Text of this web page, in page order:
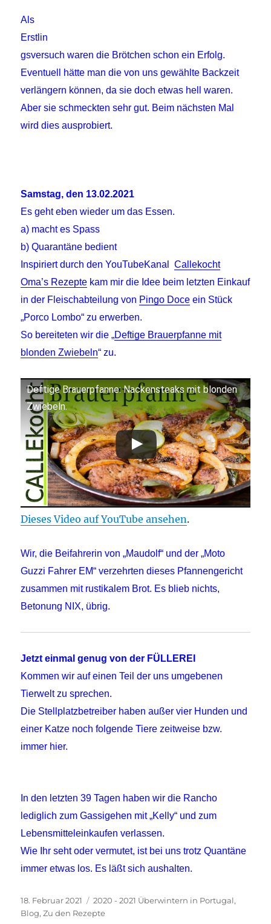
Als
Erstlin
gsversuch waren die Brötchen schon ein Erfolg.
Eventuell hätte man die von uns gewählte Backzeit
verlängern können, da sie doch etwas hell waren.
Aber sie schmeckten sehr gut. Beim nächsten Mal
wird dies ausprobiert.
Samstag, den 13.02.2021
Es geht eben wieder um das Essen.
a) macht es Spass
b) Quarantäne bedient
Inspiriert durch den YouTubeKanalCallekocht
Oma’s Rezepte kam mir die Idee beim letzten Einkauf
in der Fleischabteilung von Pingo Doce ein Stück
„Porco Lombo“ zu erwerben.
So bereiteten wir die „Deftige Brauerpfanne mit
blonden Zwiebeln“ zu.
Deftige Brauerpfanne: Nackensteaks mit blonden
Zwiebeln.
Dieses Video auf YouTube ansehen.
Wir, die Beifahrerin von „Maudolf“ und der „Moto
Guzzi Fahrer EM“ verzehrten dieses Pfannengericht
zusammen mit rustikalem Brot. Es blieb nichts,
Betonung NIX, übrig.
Jetzt einmal genug von der FÜLLEREI
Kommen wir auf einen Teil der uns umgebenen
Tierwelt zu sprechen.
Die Stellplatzbetreiber haben außer vier Hunden und
einer Katze noch folgende Tiere zeitweise bzw.
immer hier.
In den letzten 39 Tagen haben wir die Rancho
lediglich zum Gassigehen mit „Kelly“ und zum
Lebensmitteleinkaufen verlassen.
Wie Ihr seht oder vermutet, ist bei uns trotz Quantäne
immer etwas los. Es läßt sich aushalten.
Veröffentlicht
am
18. Februar 2021 Kategorien
2020 - 2021 Überwintern in Portugal,
Blog,Zu den Rezepte